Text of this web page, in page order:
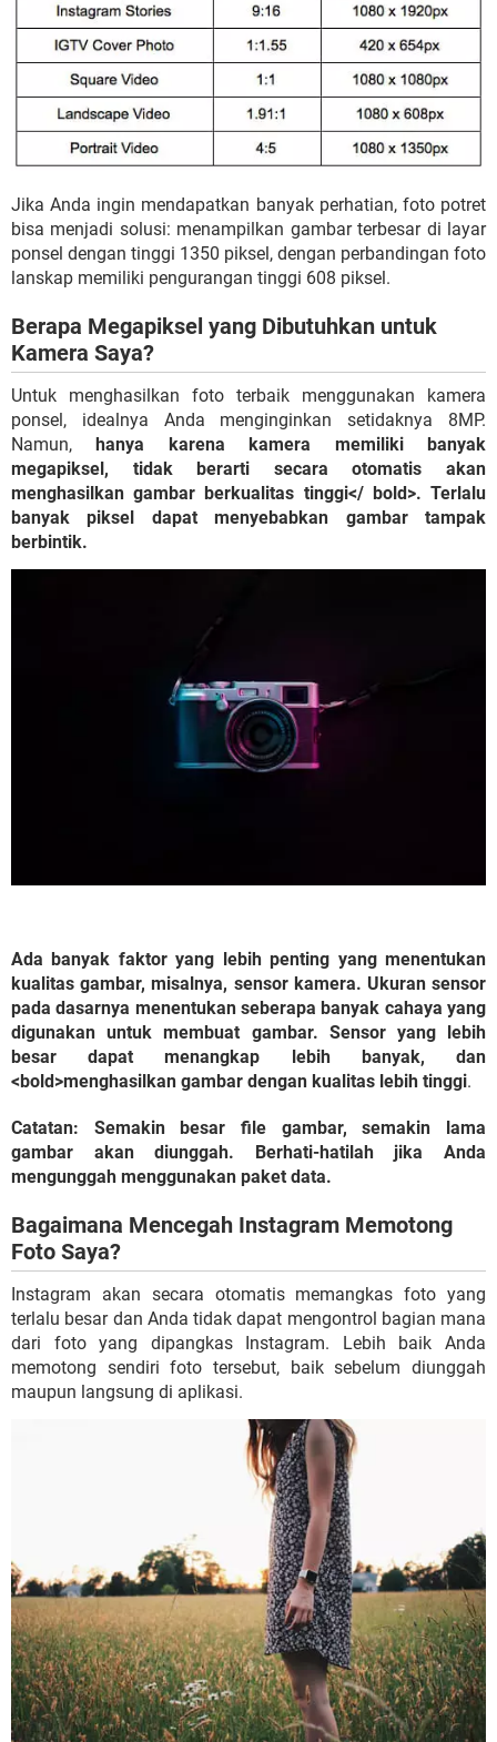
Jika Anda ingin mendapatkan banyak perhatian, foto potret
bisa menjadi solusi: menampilkan gambar terbesar di layar
ponsel dengan tinggi 1350 piksel, dengan perbandingan foto
lanskap memiliki pengurangan tinggi 608 piksel.
Berapa Megapiksel yang Dibutuhkan untuk
Kamera Saya?
Untuk menghasilkan foto terbaik menggunakan kamera
ponsel, idealnya Anda menginginkan setidaknya 8MP.
Namun,hanya karena kamera memiliki banyak
megapiksel, tidak berarti secara otomatis akan
menghasilkan gambar berkualitas tinggi</ bold>. Terlalu
banyak piksel dapat menyebabkan gambar tampak
berbintik.
Ada banyak faktor yang lebih penting yang menentukan
kualitas gambar, misalnya, sensor kamera. Ukuran sensor
pada dasarnya menentukan seberapa banyak cahaya yang
digunakan untuk membuat gambar. Sensor yang lebih
besar dapat menangkap lebih banyak, dan
<bold>menghasilkan gambar dengan kualitas lebih tinggi.
Catatan: Semakin besar file gambar, semakin lama
gambar akan diunggah. Berhati-hatilah jika Anda
mengunggah menggunakan paket data.
Bagaimana Mencegah Instagram Memotong
Foto Saya?
Instagram akan secara otomatis memangkas foto yang
terlalu besar dan Anda tidak dapat mengontrol bagian mana
dari foto yang dipangkas Instagram. Lebih baik Anda
memotong sendiri foto tersebut, baik sebelum diunggah
maupun langsung di aplikasi.